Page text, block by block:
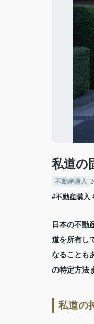
私道の
不動産購入
#不動産購入
日本の不動
道を所有し
なることも
の特定方法
私道の